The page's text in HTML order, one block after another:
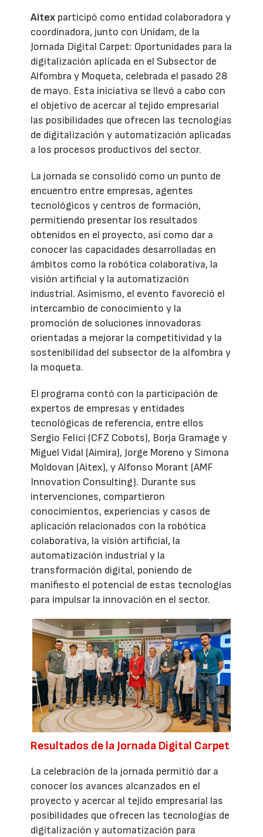
Aitex participó como entidad colaboradora y
coordinadora, junto con Unidam, de la
Jornada Digital Carpet: Oportunidades para la
digitalización aplicada en el Subsector de
Alfombra y Moqueta, celebrada el pasado 28
de mayo. Esta iniciativa se llevó a cabo con
el objetivo de acercar al tejido empresarial
las posibilidades que ofrecen las tecnologías
de digitalización y automatización aplicadas
a los procesos productivos del sector.
La jornada se consolidó como un punto de
encuentro entre empresas, agentes
tecnológicos y centros de formación,
permitiendo presentar los resultados
obtenidos en el proyecto, así como dar a
conocer las capacidades desarrolladas en
ámbitos como la robótica colaborativa, la
visión artificial y la automatización
industrial. Asimismo, el evento favoreció el
intercambio de conocimiento y la
promoción de soluciones innovadoras
orientadas a mejorar la competitividad y la
sostenibilidad del subsector de la alfombra y
la moqueta.
El programa contó con la participación de
expertos de empresas y entidades
tecnológicas de referencia, entre ellos
Sergio Felici (CFZ Cobots), Borja Gramage y
Miguel Vidal (Aimira), Jorge Moreno y Simona
Moldovan (Aitex), y Alfonso Morant (AMF
Innovation Consulting). Durante sus
intervenciones, compartieron
conocimientos, experiencias y casos de
aplicación relacionados con la robótica
colaborativa, la visión artificial, la
automatización industrial y la
transformación digital, poniendo de
manifiesto el potencial de estas tecnologías
para impulsar la innovación en el sector.
Resultados de la Jornada Digital Carpet
La celebración de la jornada permitió dar a
conocer los avances alcanzados en el
proyecto y acercar al tejido empresarial las
posibilidades que ofrecen las tecnologías de
digitalización y automatización para